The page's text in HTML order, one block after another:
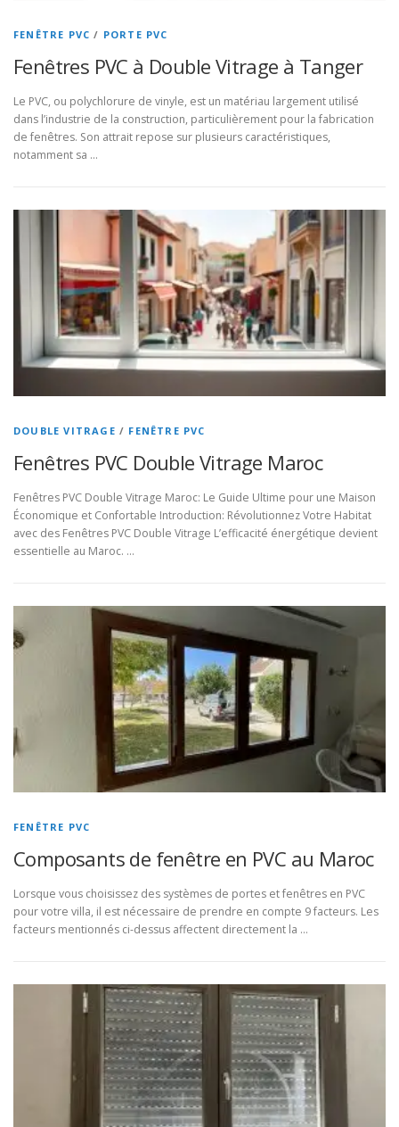
FENÊTRE PVC / PORTE PVC
Fenêtres PVC à Double Vitrage à Tanger
Le PVC, ou polychlorure de vinyle, est un matériau largement utilisé
dans l’industrie de la construction, particulièrement pour la fabrication
de fenêtres. Son attrait repose sur plusieurs caractéristiques,
notamment sa …
DOUBLE VITRAGE / FENÊTRE PVC
Fenêtres PVC Double Vitrage Maroc
Fenêtres PVC Double Vitrage Maroc: Le Guide Ultime pour une Maison
Économique et Confortable Introduction: Révolutionnez Votre Habitat
avec des Fenêtres PVC Double Vitrage L’efficacité énergétique devient
essentielle au Maroc. …
FENÊTRE PVC
Composants de fenêtre en PVC au Maroc
Lorsque vous choisissez des systèmes de portes et fenêtres en PVC
pour votre villa, il est nécessaire de prendre en compte 9 facteurs. Les
facteurs mentionnés ci-dessus affectent directement la …